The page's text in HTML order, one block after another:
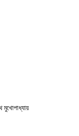
মুখোপাধ্যায়